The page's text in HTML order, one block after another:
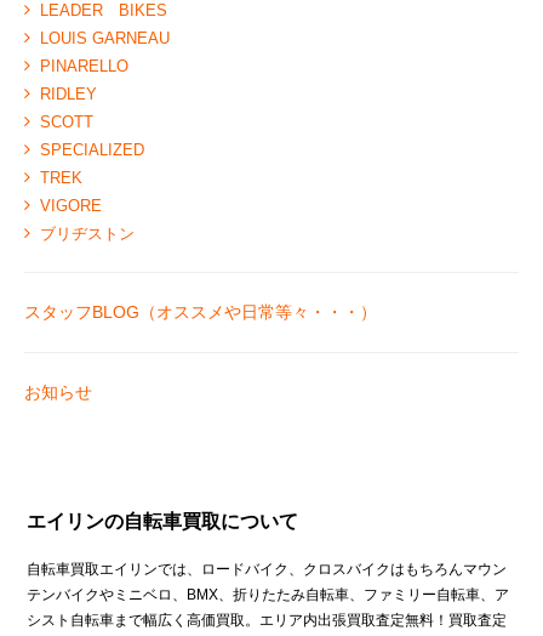
LEADER BIKES
LOUIS GARNEAU
PINARELLO
RIDLEY
SCOTT
SPECIALIZED
TREK
VIGORE
ブリヂストン
スタッフBLOG（オススメや日常等々・・・）
お知らせ
エイリンの自転車買取について
自転車買取エイリンでは、ロードバイク、クロスバイクはもちろんマウン
テンバイクやミニベロ、BMX、折りたたみ自転車、ファミリー自転車、ア
シスト自転車まで幅広く高価買取。エリア内出張買取査定無料！買取査定